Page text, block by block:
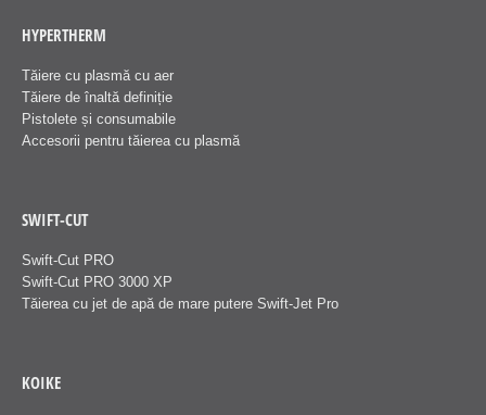
HYPERTHERM
Tăiere cu plasmă cu aer
Tăiere de înaltă definiție
Pistolete și consumabile
Accesorii pentru tăierea cu plasmă
SWIFT-CUT
Swift-Cut PRO
Swift-Cut PRO 3000 XP
Tăierea cu jet de apă de mare putere Swift-Jet Pro
KOIKE